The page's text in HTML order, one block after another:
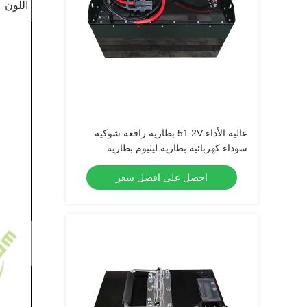
عالية الأداء 51.2V بطارية رافعة شوكية
سوداء كهربائية بطارية ليثيوم بطارية
LiFePO4
احصل على افضل سعر
اللون